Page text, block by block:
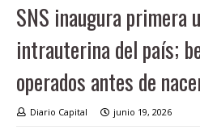
SNS inaugura primera
intrauterina del país;
operados antes de
Diario Capital junio 19, 2026